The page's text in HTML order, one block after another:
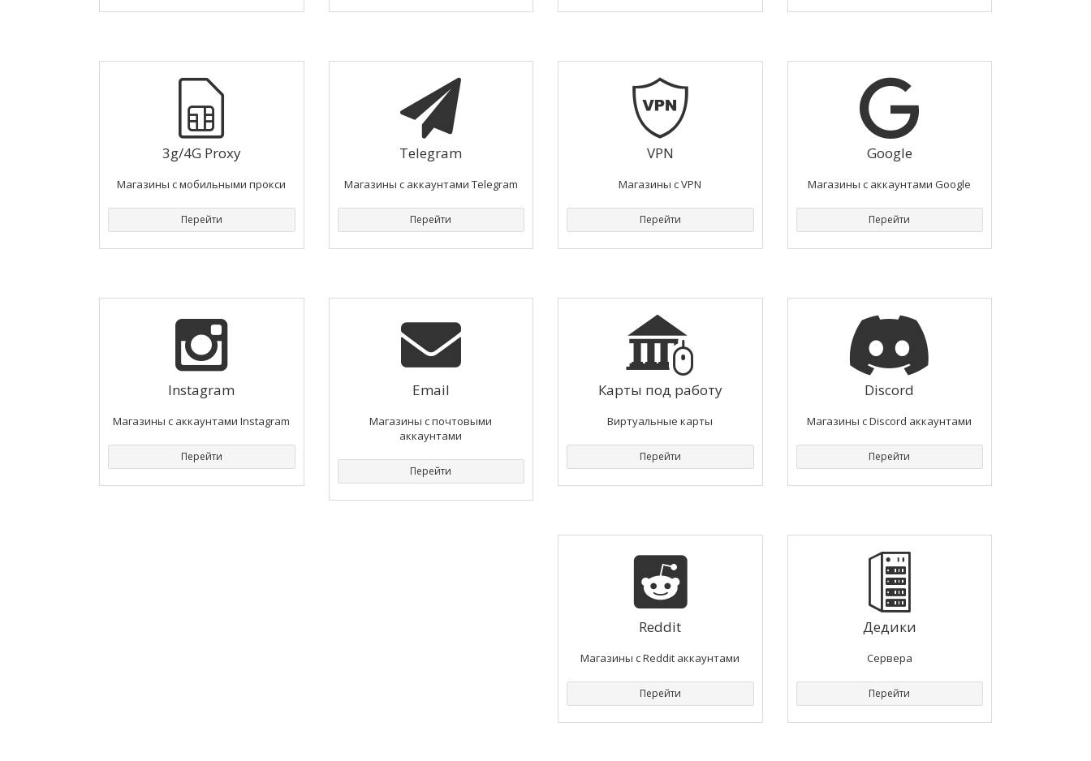
3g/4G Proxy
Магазины с мобильными прокси
Перейти
Telegram
Магазины с аккаунтами Telegram
Перейти
VPN
Магазины с VPN
Перейти
Google
Магазины с аккаунтами Google
Перейти
Instagram
Магазины с аккаунтами Instagram
Перейти
Email
Магазины с почтовыми
аккаунтами
Перейти
Карты под работу
Виртуальные карты
Перейти
Discord
Магазины с Discord аккаунтами
Перейти
Reddit
Магазины с Reddit аккаунтами
Перейти
Дедики
Сервера
Перейти